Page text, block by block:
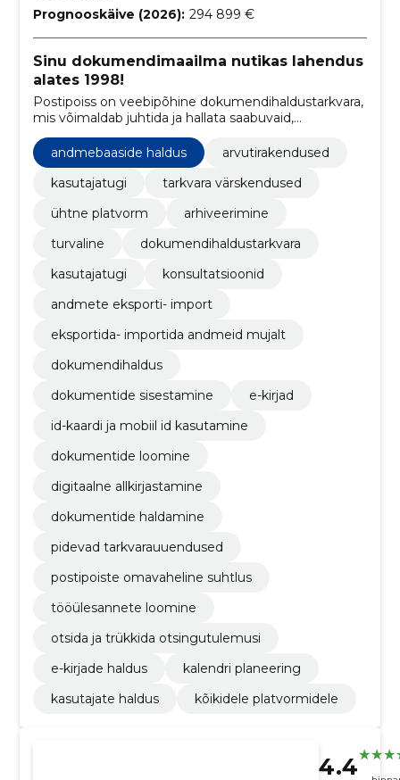
Prognooskäive (2026): 294 899 €
Sinu dokumendimaailma nutikas lahendus
alates 1998!
Postipoiss on veebipõhine dokumendihaldustarkvara,
mis võimaldab juhtida ja hallata saabuvaid,
väljaminevaid ja sisemisi dokumente kogu nende
elutsükli jooksul.
andmebaaside haldus
arvutirakendused
kasutajatugi
tarkvara värskendused
ühtne platvorm
arhiveerimine
turvaline
dokumendihaldustarkvara
kasutajatugi
konsultatsioonid
andmete eksporti- import
eksportida- importida andmeid mujalt
dokumendihaldus
dokumentide sisestamine
e-kirjad
id-kaardi ja mobiil id kasutamine
dokumentide loomine
digitaalne allkirjastamine
dokumentide haldamine
pidevad tarkvarauuendused
postipoiste omavaheline suhtlus
tööülesannete loomine
otsida ja trükkida otsingutulemusi
e-kirjade haldus
kalendri planeering
kasutajate haldus
kõikidele platvormidele
4.4